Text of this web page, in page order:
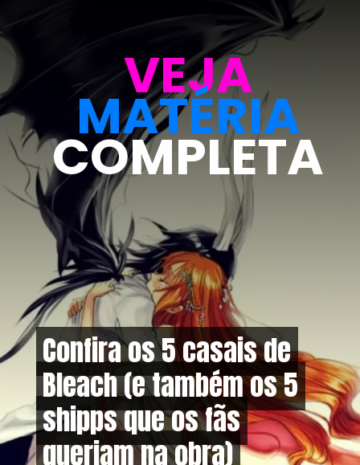
VEJA
MATÉRIA
COMPLETA
Confira os 5 casais de
Bleach (e também os 5
shipps que os fãs
queriam na obra)
Confira os 5 casais de
Bleach (e também os 5
shipps que os fãs
queriam na obra)